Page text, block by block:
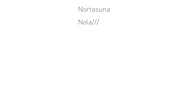
Nortasuna
Nola///